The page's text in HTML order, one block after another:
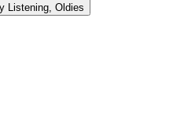
Listening, Oldies